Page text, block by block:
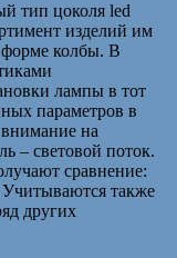
тип цоколя led
изделий им
форме колбы. В
лампы в тот
параметров в
внимание на
– световой поток.
сравнение:
Учитываются также
других